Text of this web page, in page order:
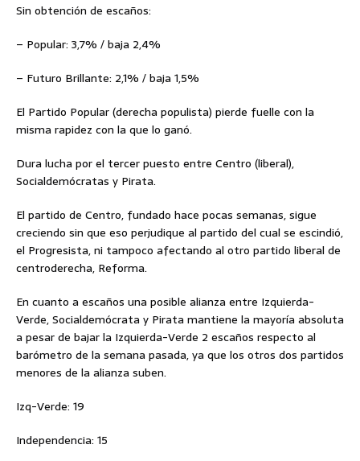
Sin obtención de escaños:
– Popular: 3,7% / baja 2,4%
– Futuro Brillante: 2,1% / baja 1,5%
El Partido Popular (derecha populista) pierde fuelle con la
misma rapidez con la que lo ganó.
Dura lucha por el tercer puesto entre Centro (liberal),
Socialdemócratas y Pirata.
El partido de Centro, fundado hace pocas semanas, sigue
creciendo sin que eso perjudique al partido del cual se escindió,
el Progresista, ni tampoco afectando al otro partido liberal de
centroderecha, Reforma.
En cuanto a escaños una posible alianza entre Izquierda-
Verde, Socialdemócrata y Pirata mantiene la mayoría absoluta
a pesar de bajar la Izquierda-Verde 2 escaños respecto al
barómetro de la semana pasada, ya que los otros dos partidos
menores de la alianza suben.
Izq-Verde: 19
Independencia: 15